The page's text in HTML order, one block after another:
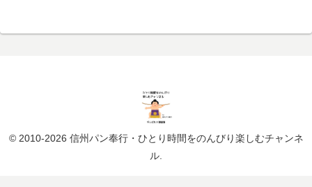
© 2010-2026 信州パン奉行・ひとり時間をのんびり楽しむチャンネ
ル.